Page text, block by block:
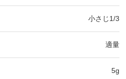
小さじ1/3
適量
5g